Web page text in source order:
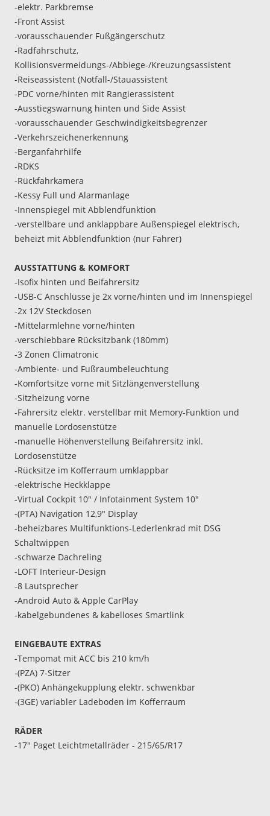
-elektr. Parkbremse
-Front Assist
-vorausschauender Fußgängerschutz
-Radfahrschutz,
Kollisionsvermeidungs-/Abbiege-/Kreuzungsassistent
-Reiseassistent (Notfall-/Stauassistent
-PDC vorne/hinten mit Rangierassistent
-Ausstiegswarnung hinten und Side Assist
-vorausschauender Geschwindigkeitsbegrenzer
-Verkehrszeichenerkennung
-Berganfahrhilfe
-RDKS
-Rückfahrkamera
-Kessy Full und Alarmanlage
-Innenspiegel mit Abblendfunktion
-verstellbare und anklappbare Außenspiegel elektrisch,
beheizt mit Abblendfunktion (nur Fahrer)
AUSSTATTUNG & KOMFORT
-Isofix hinten und Beifahrersitz
-USB-C Anschlüsse je 2x vorne/hinten und im Innenspiegel
-2x 12V Steckdosen
-Mittelarmlehne vorne/hinten
-verschiebbare Rücksitzbank (180mm)
-3 Zonen Climatronic
-Ambiente- und Fußraumbeleuchtung
-Komfortsitze vorne mit Sitzlängenverstellung
-Sitzheizung vorne
-Fahrersitz elektr. verstellbar mit Memory-Funktion und
manuelle Lordosenstütze
-manuelle Höhenverstellung Beifahrersitz inkl.
Lordosenstütze
-Rücksitze im Kofferraum umklappbar
-elektrische Heckklappe
-Virtual Cockpit 10" / Infotainment System 10"
-(PTA) Navigation 12,9" Display
-beheizbares Multifunktions-Lederlenkrad mit DSG
Schaltwippen
-schwarze Dachreling
-LOFT Interieur-Design
-8 Lautsprecher
-Android Auto & Apple CarPlay
-kabelgebundenes & kabelloses Smartlink
EINGEBAUTE EXTRAS
-Tempomat mit ACC bis 210 km/h
-(PZA) 7-Sitzer
-(PKO) Anhängekupplung elektr. schwenkbar
-(3GE) variabler Ladeboden im Kofferraum
RÄDER
-17" Paget Leichtmetallräder - 215/65/R17